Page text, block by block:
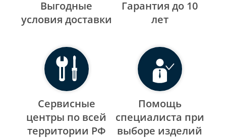
Выгодные
уcловия доставки
Гарантия до 10
лет
Сервисные
центры по всей
территории РФ
Помощь
специалиста при
выборе изделий